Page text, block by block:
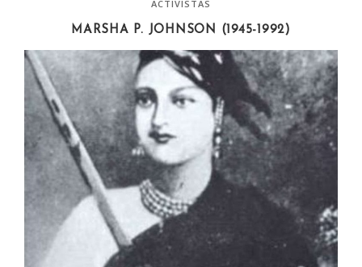
ACTIVISTAS
MARSHA P. JOHNSON (1945-1992)